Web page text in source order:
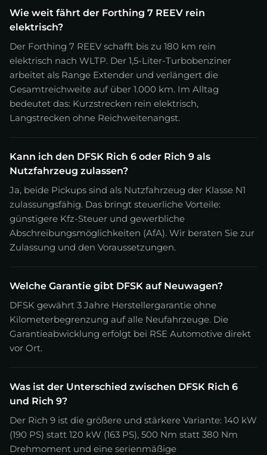
Wie weit fährt der Forthing 7 REEV rein
elektrisch?
Der Forthing 7 REEV schafft bis zu 180 km rein
elektrisch nach WLTP. Der 1,5-Liter-Turbobenziner
arbeitet als Range Extender und verlängert die
Gesamtreichweite auf über 1.000 km. Im Alltag
bedeutet das: Kurzstrecken rein elektrisch,
Langstrecken ohne Reichweitenangst.
Kann ich den DFSK Rich 6 oder Rich 9 als
Nutzfahrzeug zulassen?
Ja, beide Pickups sind als Nutzfahrzeug der Klasse N1
zulassungsfähig. Das bringt steuerliche Vorteile:
günstigere Kfz-Steuer und gewerbliche
Abschreibungsmöglichkeiten (AfA). Wir beraten Sie zur
Zulassung und den Voraussetzungen.
Welche Garantie gibt DFSK auf Neuwagen?
DFSK gewährt 3 Jahre Herstellergarantie ohne
Kilometerbegrenzung auf alle Neufahrzeuge. Die
Garantieabwicklung erfolgt bei RSE Automotive direkt
vor Ort.
Was ist der Unterschied zwischen DFSK Rich 6
und Rich 9?
Der Rich 9 ist die größere und stärkere Variante: 140 kW
(190 PS) statt 120 kW (163 PS), 500 Nm statt 380 Nm
Drehmoment und eine serienmäßige